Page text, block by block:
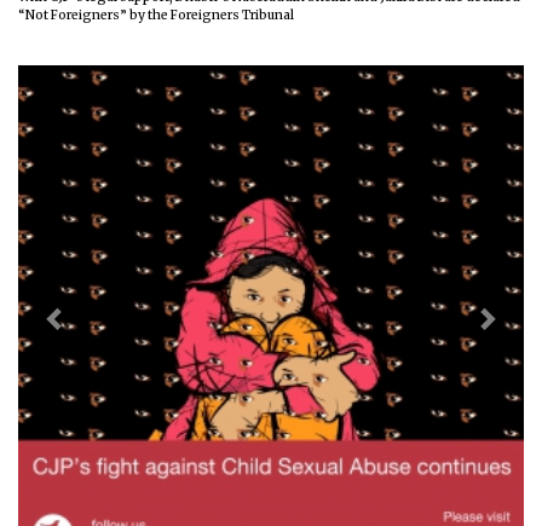
“Not Foreigners” by the Foreigners Tribunal
Previous Next